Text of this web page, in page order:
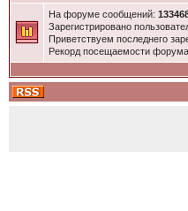
На форуме сообщений:
Зарегистрировано
Приветствуем последнего
Рекорд посещаемости